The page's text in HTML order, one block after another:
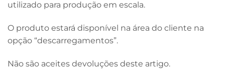
utilizado para produção em escala.
O produto estará disponível na área do cliente na
opção “descarregamentos”.
Não são aceites devoluções deste artigo.